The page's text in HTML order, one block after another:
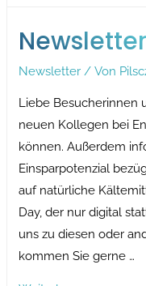
Newsletter / Von
Liebe Besucherinnen
neuen Kollegen bei
können. Außerdem
Einsparpotenzial
auf natürliche
Day, der nur digital
uns zu diesen oder
kommen Sie gerne …